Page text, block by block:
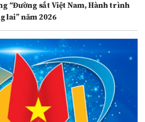
“Đường sắt Việt Nam, Hành trình
lai” năm 2026